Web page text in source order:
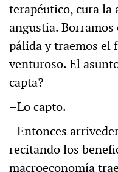
terapéutico, cura la
angustia. Borramos
pálida y traemos el
venturoso. El
capta?
–Lo capto.
–Entonces
recitando los
macroeconomía